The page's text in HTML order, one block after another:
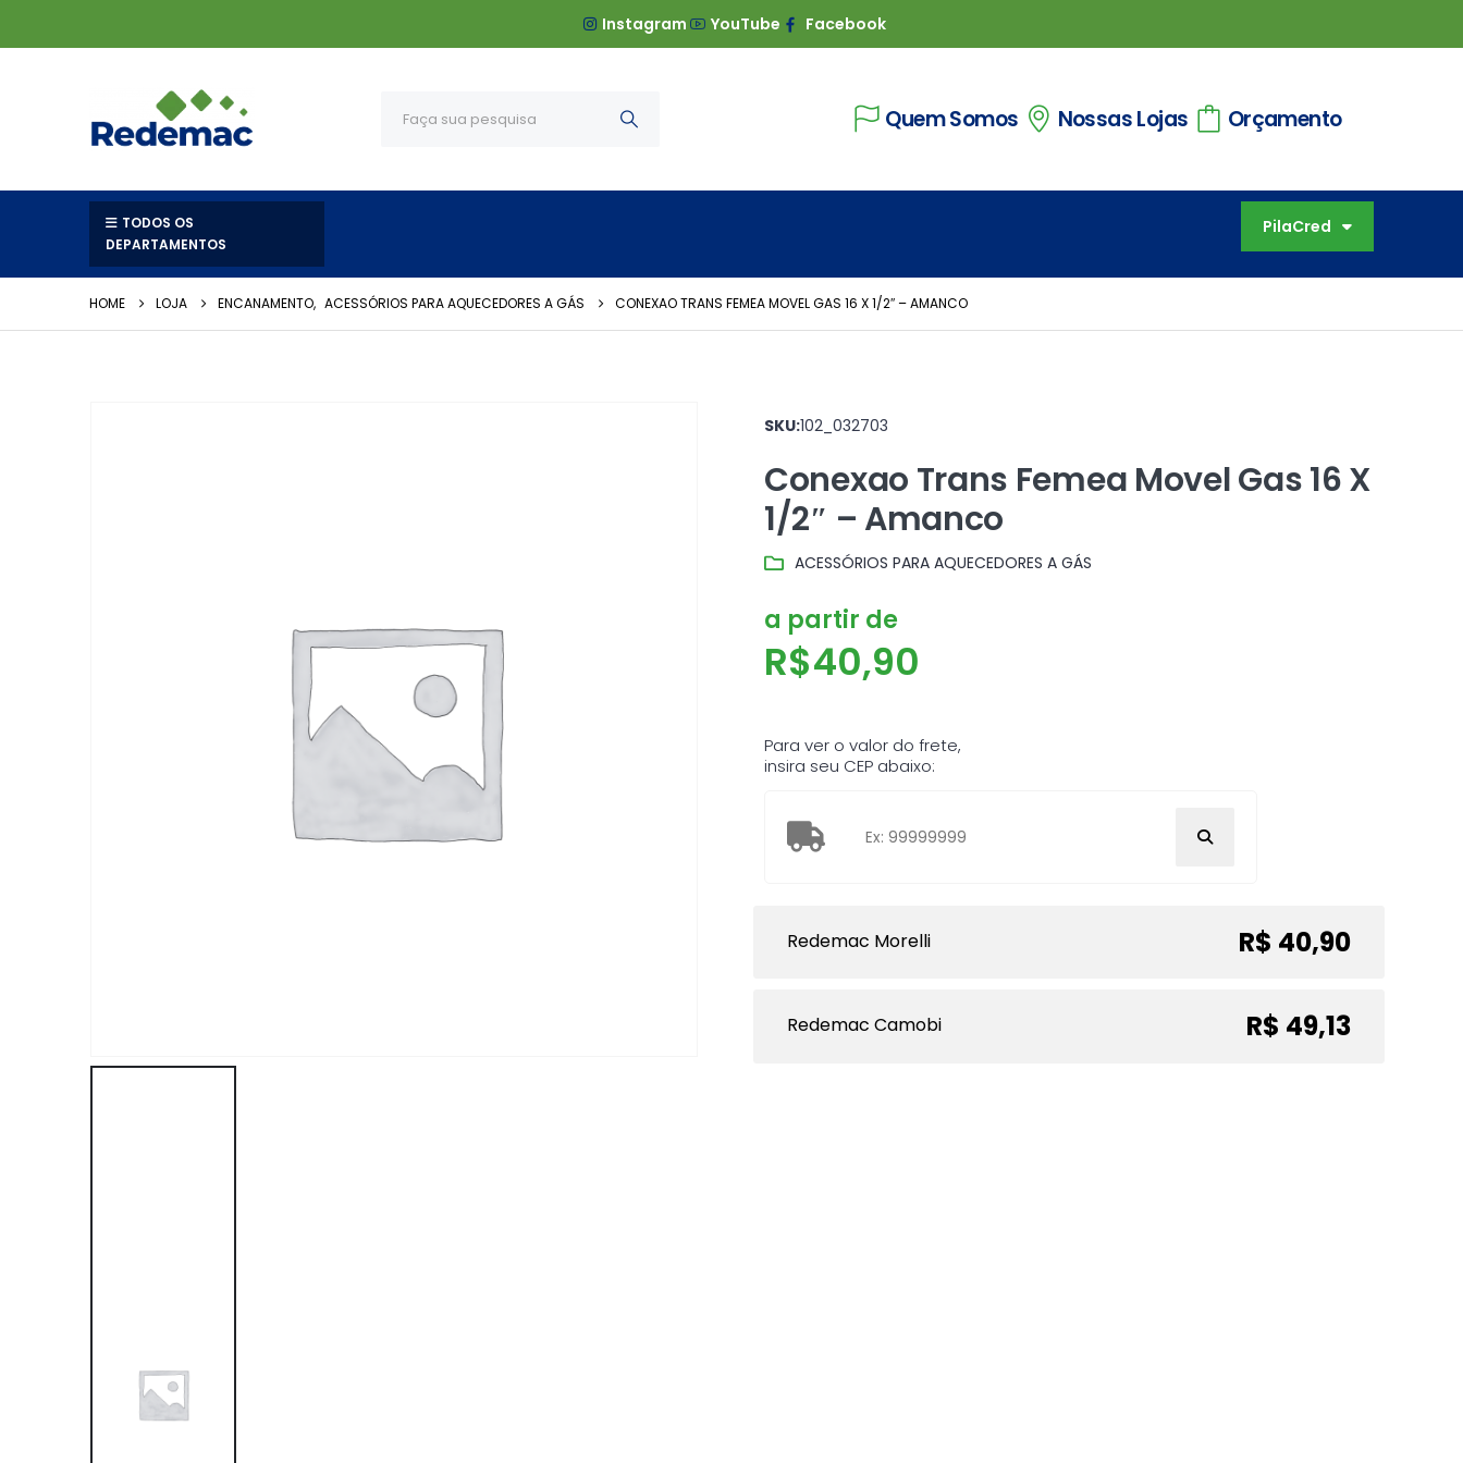
Instagram YouTube Facebook
Quem Somos Nossas Lojas Orçamento
TODOS OS
DEPARTAMENTOS
PilaCred
HOME LOJA ENCANAMENTO, ACESSÓRIOS PARA AQUECEDORES A GÁS CONEXAO TRANS FEMEA MOVEL GAS 16 X 1/2″ – AMANCO
SKU:102_032703
Conexao Trans Femea Movel Gas 16 X
1/2″ – Amanco
ACESSÓRIOS PARA AQUECEDORES A GÁS
a partir de
R$40,90
Para ver o valor do frete,
insira seu CEP abaixo:
Redemac Morelli R$ 40,90
Redemac Camobi R$ 49,13